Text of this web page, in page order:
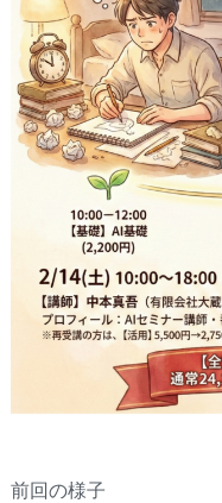
前回の様子